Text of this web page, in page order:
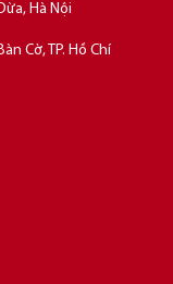
Hà Nội
Cờ, TP. Hồ Chí